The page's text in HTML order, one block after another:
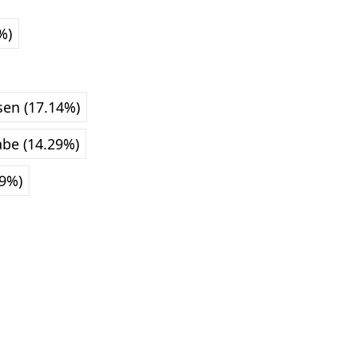
(17.14%)
(14.29%)